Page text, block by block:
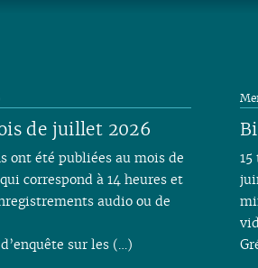
de juillet 2026
ont été publiées au mois de
correspond à 14 heures et
audio ou de
sur les (…)